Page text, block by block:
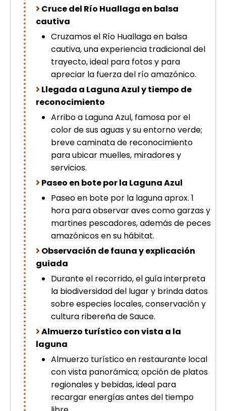
Cruce del Río Huallaga en balsa
cautiva
Cruzamos el Río Huallaga en balsa
cautiva, una experiencia tradicional del
trayecto, ideal para fotos y para
apreciar la fuerza del río amazónico.
Llegada a Laguna Azul y tiempo de
reconocimiento
Arribo a Laguna Azul, famosa por el
color de sus aguas y su entorno verde;
breve caminata de reconocimiento
para ubicar muelles, miradores y
servicios.
Paseo en bote por la Laguna Azul
Paseo en bote por la laguna aprox. 1
hora para observar aves como garzas y
martines pescadores, además de peces
amazónicos en su hábitat.
Observación de fauna y explicación
guiada
Durante el recorrido, el guía interpreta
la biodiversidad del lugar y brinda datos
sobre especies locales, conservación y
cultura ribereña de Sauce.
Almuerzo turístico con vista a la
laguna
Almuerzo turístico en restaurante local
con vista panorámica; opción de platos
regionales y bebidas, ideal para
recargar energías antes del tiempo